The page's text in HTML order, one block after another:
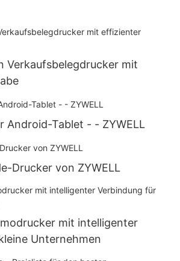
Verkaufsbelegdrucker mit
Android-Tablet - - ZYWELL
Drucker von ZYWELL
mit intelligenter
Unternehmen